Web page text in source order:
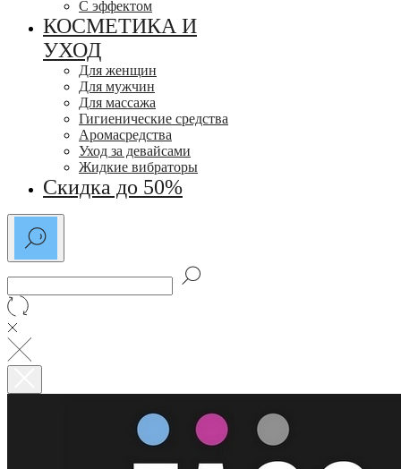
С эффектом
КОСМЕТИКА И
УХОД
Для женщин
Для мужчин
Для массажа
Гигиенические средства
Аромасредства
Уход за девайсами
Жидкие вибраторы
Скидка до 50%